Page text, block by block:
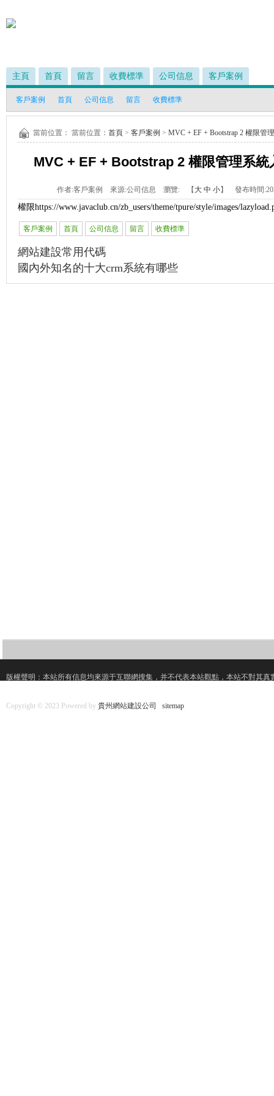
主頁 首頁 留言 收費標準 公司信息 客戶案例
客戶案例 首頁 公司信息 留言 收費標準
當前位置： 當前位置： 首頁 > 客戶案例 > MVC + EF + Bootstrap 2 權限管
MVC + EF + Bootstrap 2 權限管理系統
作者:客戶案例 來源:公司信息 瀏覽:【 大 中 小】 發布時間:
權限https://www.javaclub.cn/zb_users/theme/tpure/style/images/
客戶案例 首頁 公司信息 留言 收費標準
網站建設常用代碼
國內外知名的十大crm系統有哪些
版權聲明：本站所有信息均來源于互聯網搜集，并不代表本站觀點，本站不對其
Copyright © 2023 Powered by 貴州網站建設公司 sitemap